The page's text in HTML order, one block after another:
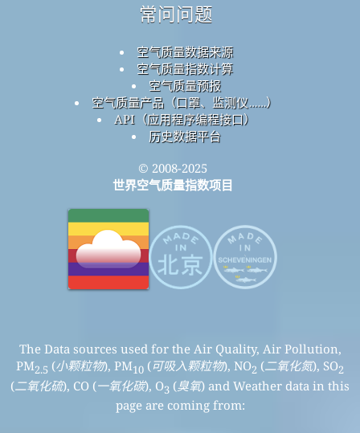
常问问题
空气质量数据来源
空气质量指数计算
空气质量预报
空气质量产品（口罩、监测仪……）
API（应用程序编程接口）
历史数据平台
© 2008-2025
世界空气质量指数项目
The Data sources used for the Air Quality, Air Pollution,
PM2.5 (小颗粒物), PM10 (可吸入颗粒物), NO2 (二氧化氮), SO2
(二氧化硫), CO (一氧化碳), O3 (臭氧) and Weather data in this
page are coming from: